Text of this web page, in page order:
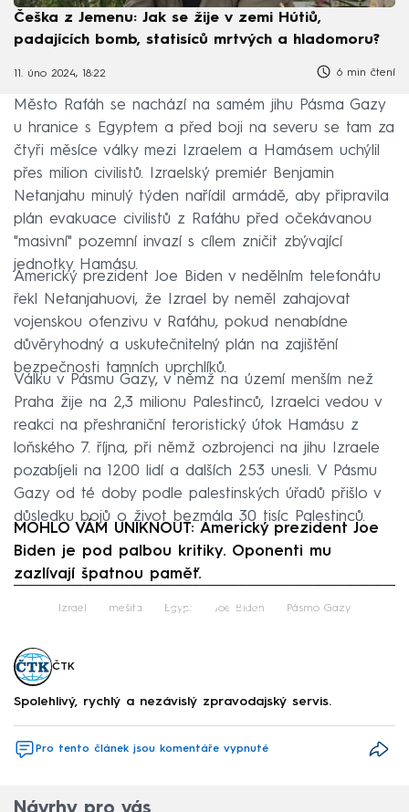
Češka z Jemenu: Jak se žije v zemi Hútiů,
padajících bomb, statisíců mrtvých a hladomoru?
11. úno 2024, 18:22 6 min čtení
Město Rafáh se nachází na samém jihu Pásma Gazy
u hranice s Egyptem a před boji na severu se tam za
čtyři měsíce války mezi Izraelem a Hamásem uchýlil
přes milion civilistů. Izraelský premiér Benjamin
Netanjahu minulý týden nařídil armádě, aby připravila
plán evakuace civilistů z Rafáhu před očekávanou
"masivní" pozemní invazí s cílem zničit zbývající
jednotky Hamásu.
Americký prezident Joe Biden v nedělním telefonátu
řekl Netanjahuovi, že Izrael by neměl zahajovat
vojenskou ofenzivu v Rafáhu, pokud nenabídne
důvěryhodný a uskutečnitelný plán na zajištění
bezpečnosti tamních uprchlíků.
Válku v Pásmu Gazy, v němž na území menším než
Praha žije na 2,3 milionu Palestinců, Izraelci vedou v
reakci na přeshraniční teroristický útok Hamásu z
loňského 7. října, při němž ozbrojenci na jihu Izraele
pozabíjeli na 1200 lidí a dalších 253 unesli. V Pásmu
Gazy od té doby podle palestinských úřadů přišlo v
důsledku bojů o život bezmála 30 tisíc Palestinců.
MOHLO VÁM UNIKNOUT: Americký prezident Joe
Biden je pod palbou kritiky. Oponenti mu
zazlívají špatnou paměť.
Failed to fetch
Izrael mešita Egypt Joe Biden Pásmo Gazy
ČTK
Spolehlivý, rychlý a nezávislý zpravodajský servis.
Pro tento článek jsou komentáře vypnuté